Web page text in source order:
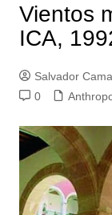
Vientos
ICA,
Salvador
0